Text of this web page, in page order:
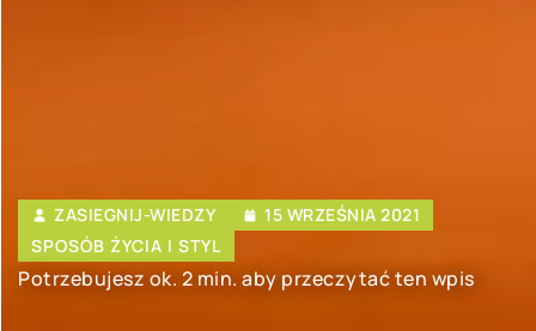
ZASIEGNIJ-WIEDZY
15 WRZEŚNIA 2021
SPOSÓB ŻYCIA I STYL
Potrzebujesz ok. 2 min. aby przeczytać ten wpis